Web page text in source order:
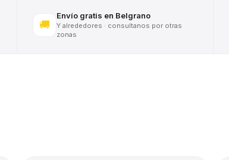
🚚
Envío gratis en Belgrano
Y alrededores · consultanos por otras
zonas